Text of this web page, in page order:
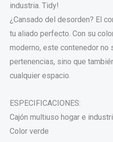
industria. Tidy!
¿Cansado del desorden? El
tu aliado perfecto. Con su
moderno, este contenedor no
pertenencias, sino que
cualquier espacio.
ESPECIFICACIONES:
Cajón multiuso hogar e
Color verde